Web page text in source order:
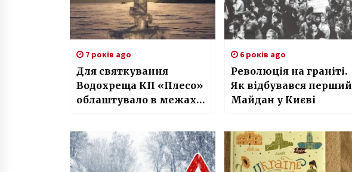
7 років ago
Для святкування
Водохреща КП «Плесо»
облаштувало в межах
6 років ago
Революція на граніті.
Як відбувався перший
Майдан у Києві